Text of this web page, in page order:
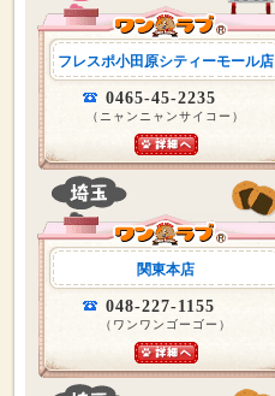
フレスポ小田原シティーモール店
0465-45-2235
（ニャンニャンサイコー）
関東本店
048-227-1155
（ワンワンゴーゴー）